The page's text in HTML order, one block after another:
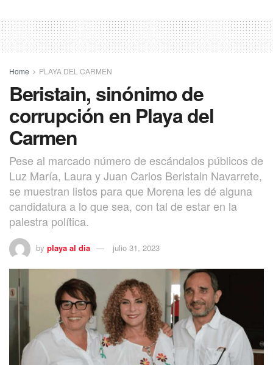
Home PLAYA DEL CARMEN
Beristain, sinónimo de
corrupción en Playa del
Carmen
Pese al marcado número de escándalos públicos de
Luz María, Laura y Juan Carlos Beristain Navarrete,
se muestran listos para que Morena les dé alguna
candidatura a lo que sea, con tal de estar en la
palestra política.
by playa al dia julio 31, 2023